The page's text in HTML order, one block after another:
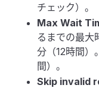
チェック）。
Max Wait
るまでの最大
分（12時間）
間）。
Skip invalid